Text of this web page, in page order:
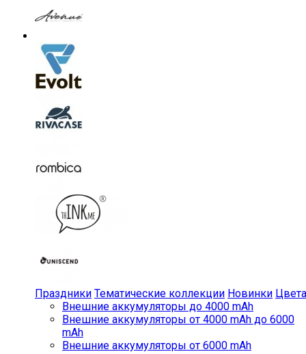
Праздники Тематические коллекции Новинки Цвета
Внешние аккумуляторы до 4000 mAh
Внешние аккумуляторы от 4000 mAh до 6000
mAh
Внешние аккумуляторы от 6000 mAh